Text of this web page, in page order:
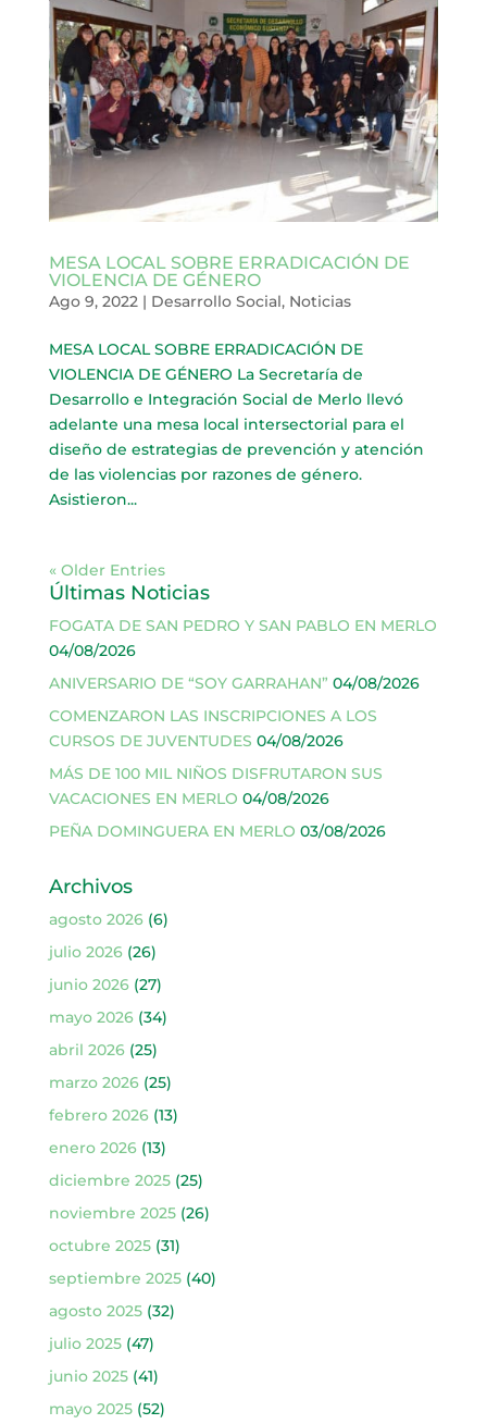
MESA LOCAL SOBRE ERRADICACIÓN DE
VIOLENCIA DE GÉNERO
Ago 9, 2022| Desarrollo Social, Noticias
MESA LOCAL SOBRE ERRADICACIÓN DE
VIOLENCIA DE GÉNERO La Secretaría de
Desarrollo e Integración Social de Merlo llevó
adelante una mesa local intersectorial para el
diseño de estrategias de prevención y atención
de las violencias por razones de género.
Asistieron...
« Older Entries
Últimas Noticias
FOGATA DE SAN PEDRO Y SAN PABLO EN MERLO
04/08/2026
ANIVERSARIO DE “SOY GARRAHAN” 04/08/2026
COMENZARON LAS INSCRIPCIONES A LOS
CURSOS DE JUVENTUDES 04/08/2026
MÁS DE 100 MIL NIÑOS DISFRUTARON SUS
VACACIONES EN MERLO 04/08/2026
PEÑA DOMINGUERA EN MERLO 03/08/2026
Archivos
agosto 2026(6)
julio 2026(26)
junio 2026(27)
mayo 2026(34)
abril 2026(25)
marzo 2026(25)
febrero 2026(13)
enero 2026(13)
diciembre 2025(25)
noviembre 2025(26)
octubre 2025(31)
septiembre 2025(40)
agosto 2025(32)
julio 2025(47)
junio 2025(41)
mayo 2025(52)